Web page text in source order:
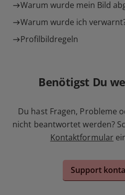
Warum wurde mein Bild
Warum wurde ich
Profilbildregeln
Benötigst Du
Du hast Fragen, Probleme
nicht beantwortet werden?
Kontaktformular
Support